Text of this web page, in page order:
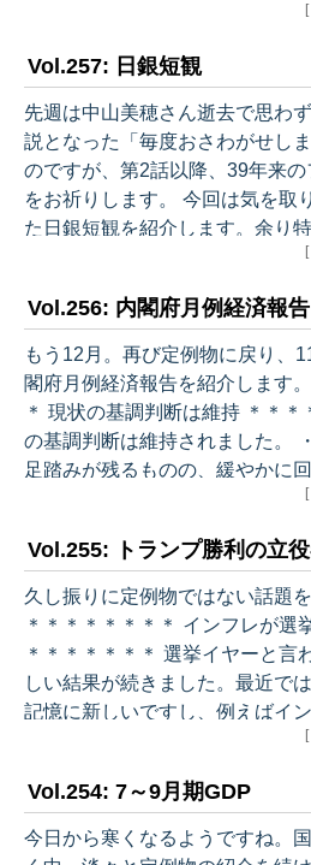
では、雇用市場の逼迫が再確認
利下げが決定されると思います
下げ見極めのようなスタンスが
る可能性があります。 ・日本の政局は危うい状況です。
壁に関し123万円と178万円で自
な隔たりがあります。最後…
Vol.257: 日銀短観
先週は中山美穂さん逝去で思わ
説となった「毎度おさわがせし
のですが、第2話以降、39年来
をお祈りします。 今回は気を取り直して13日に公表され
た日銀短観を紹介します。余り
＊＊＊＊＊＊＊＊＊＊＊ 製造業
「良い」「悪い」の回答が拮抗
の拡大は業況悪化を表します。
格等も同じですが、理論的には-
答）から100（全社「良い」と
き、0が拮抗点です。 最も…
Vol.256: 内閣府月例経済報告
もう12月。再び定例物に戻り、
閣府月例経済報告を紹介します。 ＊＊＊＊＊＊＊＊＊＊
＊ 現状の基調判断は維持 ＊＊＊＊
の基調判断は維持されました。 ・基調：景気は、一部に
足踏みが残るものの、緩やかに
費：一部に足踏みが残るものの
設：おおむね横ばいとなってい
移している ・輸出：おおむね横ばい
みると、個人消費は前月は「持
いた「このところ」が削除され
から「底堅く」に修正…
Vol.255: トランプ勝利の立
久し振りに定例物ではない話題を取
＊＊＊＊＊＊＊＊ インフレが選
＊＊＊＊＊＊＊ 選挙イヤーと言われた今年。政権側に厳
しい結果が続きました。最近で
記憶に新しいですし、例えばイ
れだけ政権党に厳しい結果が続
の要因があるかもしれません。
レ・物価高」です。米国は間違
Vol.254: 7～9月期GDP
今日から寒くなるようですね。